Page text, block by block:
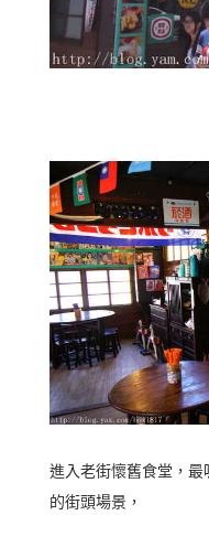
進入老街懷舊食堂，
的街頭場景，